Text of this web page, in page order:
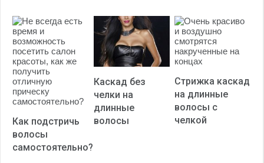
Как подстричь
волосы
самостоятельно?
Каскад без
челки на
длинные
волосы
Стрижка каскад
на длинные
волосы с
челкой